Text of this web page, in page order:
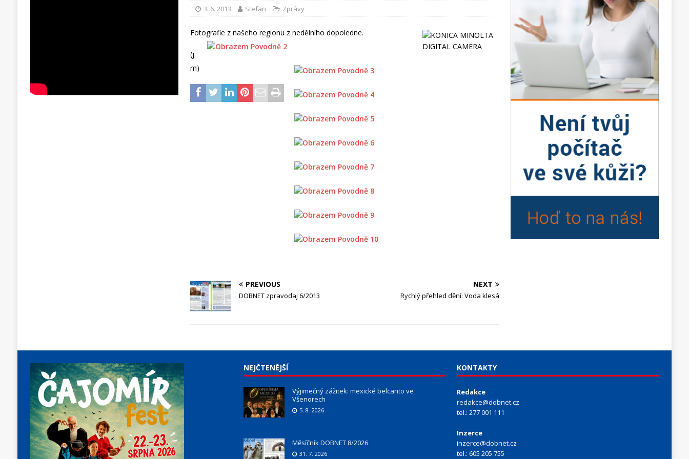
3. 6. 2013 Stefan Zprávy
Fotografie z našeho regionu z nedělního dopoledne.
(j
m)
PREVIOUS
DOBNET zpravodaj 6/2013
NEXT
Rychlý přehled dění: Voda klesá
NEJČTENĚJŠÍ
Výjimečný zážitek: mexické belcanto ve
Všenorech
5. 8. 2026
Měsíčník DOBNET 8/2026
31. 7. 2026
KONTAKTY
Redakce
redakce@dobnet.cz
tel.: 277 001 111
Inzerce
inzerce@dobnet.cz
tel.: 605 205 755